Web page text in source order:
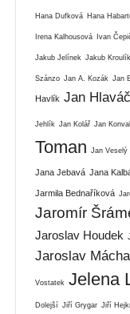
Hana Dufková Hana
Irena Kalhousová Ivan
Jakub Jelínek Jakub Kroulík
Szánzo Jan A. Kozák Jan
Havlík Jan Hlaváč
Jehlík Jan Kolář Jan
Toman
Jan Veselý
Jana Jebavá Jana
Jarmila Bednaříková
Jaromír
Jaroslav Houdek
Jaroslav Mácha
Vostatek Jelena
Dolejší Jiří Grygar Jiří